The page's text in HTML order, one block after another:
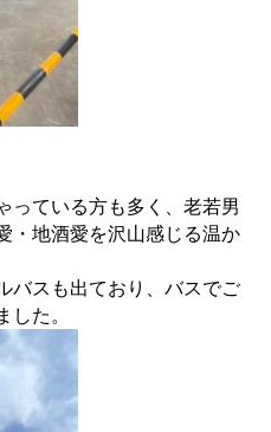
っている方も多く、老若男
・地酒愛を沢山感じる温か
バスも出ており、バスでご
した。